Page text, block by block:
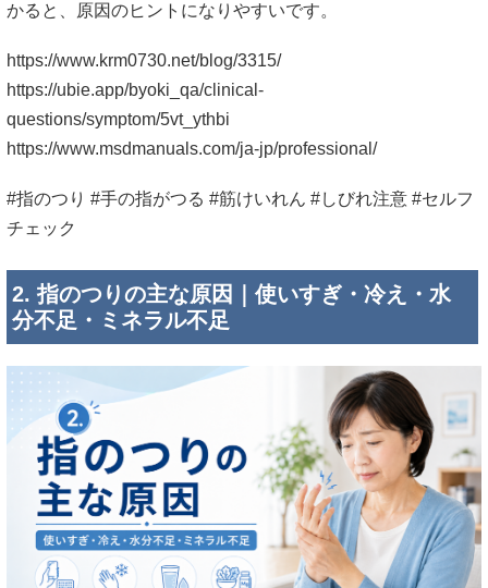
かると、原因のヒントになりやすいです。
https://www.krm0730.net/blog/3315/
https://ubie.app/byoki_qa/clinical-
questions/symptom/5vt_ythbi
https://www.msdmanuals.com/ja-jp/professional/
#指のつり #手の指がつる #筋けいれん #しびれ注意 #セルフ
チェック
2. 指のつりの主な原因｜使いすぎ・冷え・水
分不足・ミネラル不足